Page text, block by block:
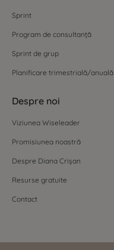
Sprint
Program de consultanță
Sprint de grup
Planificare trimestrială/anuală
Despre noi
Viziunea Wiseleader
Promisiunea noastră
Despre Diana Crișan
Resurse gratuite
Contact